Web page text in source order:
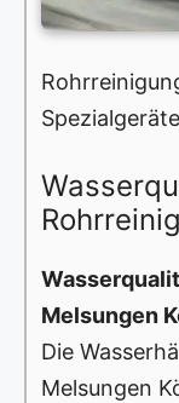
Melsungen
Die
Melsungen